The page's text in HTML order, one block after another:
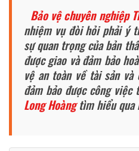
Bảo vệ chuyên nghiệp
nhiệm vụ đòi hỏi phải ý
sự quan trọng của bản
được giao và đảm bảo
vệ an toàn về tài sản
đảm bảo được công việc
Long Hoàngtìm hiểu qua